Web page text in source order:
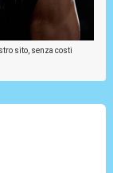
sito, senza costi